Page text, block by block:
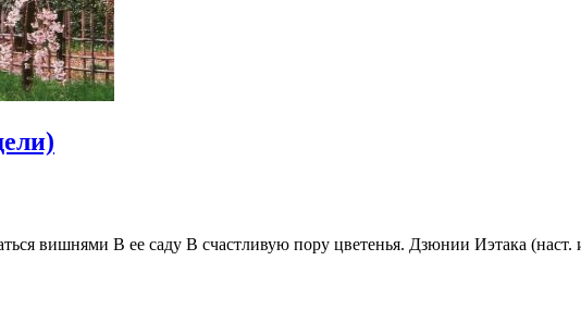
вишнями В ее саду В счастливую пору цветенья. Дзюнии Иэтака